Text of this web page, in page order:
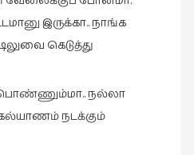
இருக்கா.. நாங்க
கெடுத்து
நல்லா
கல்யாணம் நடக்கும்